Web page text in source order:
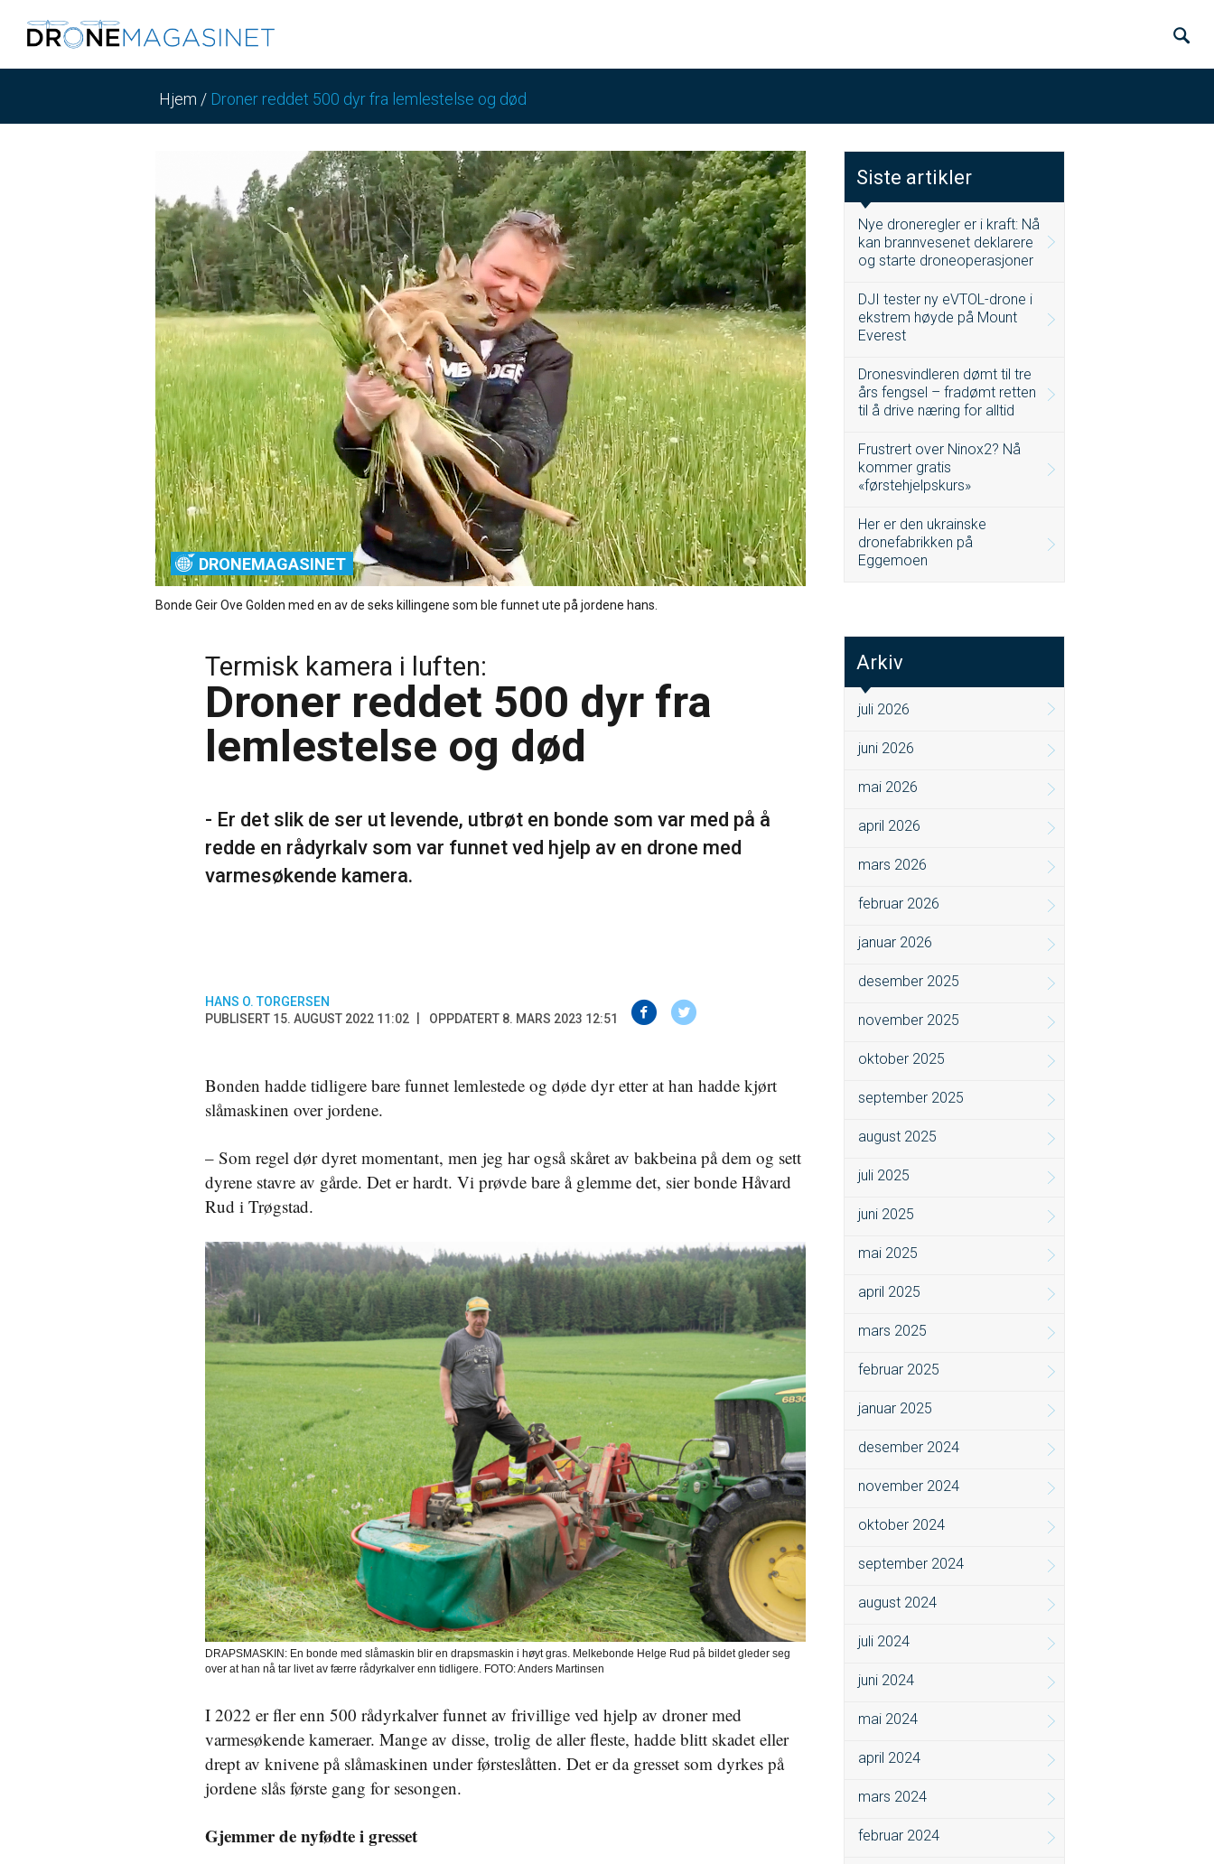
Hjem / Droner reddet 500 dyr fra lemlestelse og død
DRONEMAGASINET
Bonde Geir Ove Golden med en av de seks killingene som ble funnet ute på jordene hans.
Termisk kamera i luften:
Droner reddet 500 dyr fra
lemlestelse og død
- Er det slik de ser ut levende, utbrøt en bonde som var med på å
redde en rådyrkalv som var funnet ved hjelp av en drone med
varmesøkende kamera.
HANS O. TORGERSEN
PUBLISERT 15. AUGUST 2022 11:02
OPPDATERT 8. MARS 2023 12:51
Bonden hadde tidligere bare funnet lemlestede og døde dyr etter at han hadde kjørt
slåmaskinen over jordene.
– Som regel dør dyret momentant, men jeg har også skåret av bakbeina på dem og sett
dyrene stavre av gårde. Det er hardt. Vi prøvde bare å glemme det, sier bonde Håvard
Rud i Trøgstad.
DRAPSMASKIN: En bonde med slåmaskin blir en drapsmaskin i høyt gras. Melkebonde Helge Rud på bildet gleder seg
over at han nå tar livet av færre rådyrkalver enn tidligere. FOTO: Anders Martinsen
I 2022 er fler enn 500 rådyrkalver funnet av frivillige ved hjelp av droner med
varmesøkende kameraer. Mange av disse, trolig de aller fleste, hadde blitt skadet eller
drept av knivene på slåmaskinen under førsteslåtten. Det er da gresset som dyrkes på
jordene slås første gang for sesongen.
Gjemmer de nyfødte i gresset
Siste artikler
Nye droneregler er i kraft: Nå
kan brannvesenet deklarere
og starte droneoperasjoner
DJI tester ny eVTOL-drone i
ekstrem høyde på Mount
Everest
Dronesvindleren dømt til tre
års fengsel – fradømt retten
til å drive næring for alltid
Frustrert over Ninox2? Nå
kommer gratis
«førstehjelpskurs»
Her er den ukrainske
dronefabrikken på
Eggemoen
Arkiv
juli 2026
juni 2026
mai 2026
april 2026
mars 2026
februar 2026
januar 2026
desember 2025
november 2025
oktober 2025
september 2025
august 2025
juli 2025
juni 2025
mai 2025
april 2025
mars 2025
februar 2025
januar 2025
desember 2024
november 2024
oktober 2024
september 2024
august 2024
juli 2024
juni 2024
mai 2024
april 2024
mars 2024
februar 2024